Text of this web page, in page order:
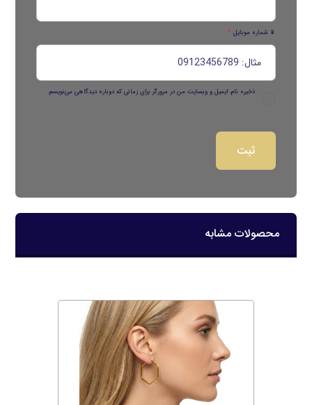
📱 شماره موبایل *
ذخیره نام، ایمیل و وبسایت من در مرورگر برای زمانی که دوباره دیدگاهی می‌نویسم.
محصولات مشابه